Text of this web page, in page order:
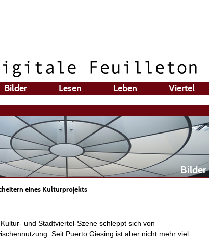
Bilder Lesen Leben Viertel
Bilder
eines Kulturprojekts
und Stadtviertel-Szene schleppt sich von
Seit Puerto Giesing ist aber nicht mehr viel